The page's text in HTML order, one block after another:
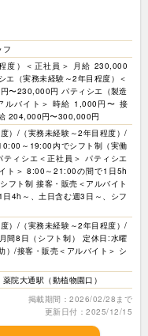
フ
度）＜正社員＞ 月給 230,000
（実務未経験～2年目程度）＜
〜230,000円 パティシエ（製造
ルバイト＞ 時給 1,000円〜 接
204,000円〜300,000円
）/（実務未経験～2年目程度）/
～19:00内でシフト制（実働
ィシエ＜正社員＞ パティシエ
ト＞ 8:00～21:00の間で1日5h
フト制 接客・販売＜アルバイト
4h～、土日含む週3日～、シフ
）/（実務未経験～2年目程度）/
間8日（シフト制） 定休日:水曜
）/接客・販売＜アルバイト＞ シ
大通駅（動植物園口）
掲載期間：2026/02/28まで
更新日付：2025/12/15